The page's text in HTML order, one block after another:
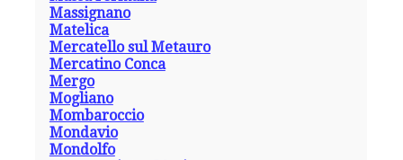
Massignano
Matelica
Mercatello sul Metauro
Mercatino Conca
Mergo
Mogliano
Mombaroccio
Mondavio
Mondolfo